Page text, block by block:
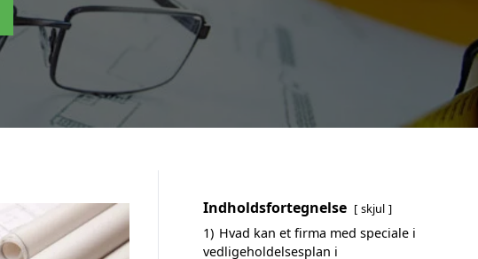
Indholdsfortegnelse skjul
1) Hvad kan et firma med speciale i
vedligeholdelsesplan i